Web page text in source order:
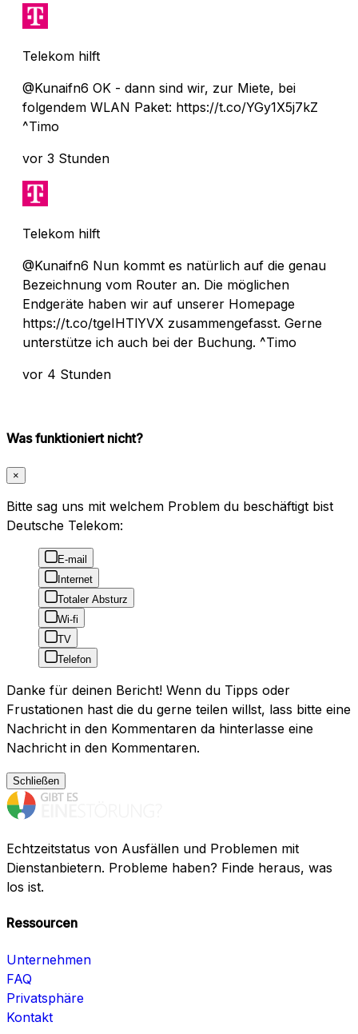
Telekom hilft
@Kunaifn6 OK - dann sind wir, zur Miete, bei
folgendem WLAN Paket: https://t.co/YGy1X5j7kZ
^Timo
vor 3 Stunden
Telekom hilft
@Kunaifn6 Nun kommt es natürlich auf die genau
Bezeichnung vom Router an. Die möglichen
Endgeräte haben wir auf unserer Homepage
https://t.co/tgeIHTlYVX zusammengefasst. Gerne
unterstütze ich auch bei der Buchung. ^Timo
vor 4 Stunden
Was funktioniert nicht?
×
Bitte sag uns mit welchem Problem du beschäftigt bist
Deutsche Telekom:
E-mail
Internet
Totaler Absturz
Wi-fi
TV
Telefon
Danke für deinen Bericht! Wenn du Tipps oder
Frustationen hast die du gerne teilen willst, lass bitte eine
Nachricht in den Kommentaren da hinterlasse eine
Nachricht in den Kommentaren.
Schließen
Echtzeitstatus von Ausfällen und Problemen mit
Dienstanbietern. Probleme haben? Finde heraus, was
los ist.
Ressourcen
Unternehmen
FAQ
Privatsphäre
Kontakt